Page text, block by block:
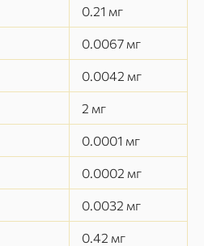
0.21 мг
0.0067 мг
0.0042 мг
2 мг
0.0001 мг
0.0002 мг
0.0032 мг
0.42 мг